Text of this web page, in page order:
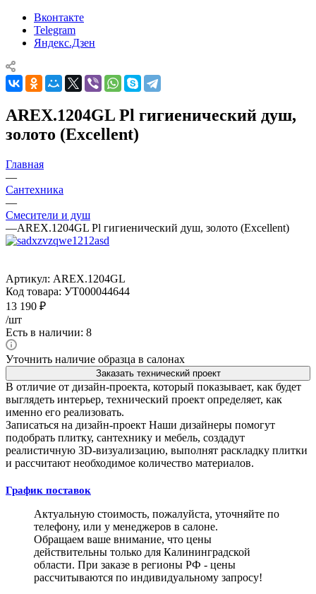
Вконтакте
Telegram
Яндекс.Дзен
AREX.1204GL Pl гигиенический душ,
золото (Excellent)
Главная
—
Сантехника
—
Смесители и душ
—AREX.1204GL Pl гигиенический душ, золото (Excellent)
Артикул: AREX.1204GL
Код товара: УТ000044644
13 190 ₽
/шт
Есть в наличии: 8
Уточнить наличие образца в салонах
Заказать технический проект
В отличие от дизайн-проекта, который показывает, как будет
выглядеть интерьер, технический проект определяет, как
именно его реализовать.
Записаться на дизайн-проект Наши дизайнеры помогут
подобрать плитку, сантехнику и мебель, создадут
реалистичную 3D-визуализацию, выполнят раскладку плитки
и рассчитают необходимое количество материалов.
График поставок
Актуальную стоимость, пожалуйста, уточняйте по
телефону, или у менеджеров в салоне.
Обращаем ваше внимание, что цены
действительны только для Калининградской
области. При заказе в регионы РФ - цены
рассчитываются по индивидуальному запросу!